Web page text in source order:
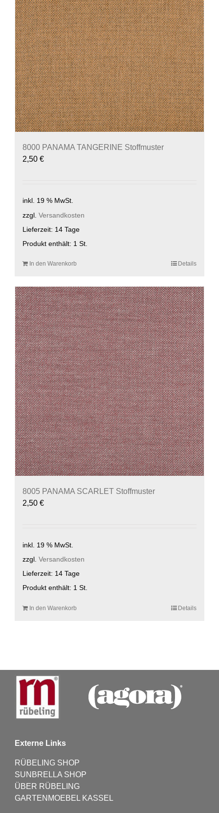
8000 PANAMA TANGERINE Stoffmuster
2,50 €
inkl. 19 % MwSt.
zzgl. Versandkosten
Lieferzeit: 14 Tage
Produkt enthält: 1 St.
In den Warenkorb Details
8005 PANAMA SCARLET Stoffmuster
2,50 €
inkl. 19 % MwSt.
zzgl. Versandkosten
Lieferzeit: 14 Tage
Produkt enthält: 1 St.
In den Warenkorb Details
Externe Links
RÜBELING SHOP
SUNBRELLA SHOP
ÜBER RÜBELING
GARTENMOEBEL KASSEL